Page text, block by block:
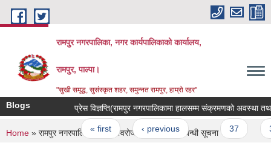
Skip to main content
रामपुर नगरपालिका, नगर कार्यपालिकाको कार्यालय,
रामपुर, पाल्पा।
"सुखी समृद्ध, सुसंस्कृत शहर, समुन्नत रामपुर, हाम्रो रहर"
Blogs प्रेस विज्ञप्ति(रामपुर नगरपालिकामा हालसम्म संक्रमणको अवस्था तथा
Pages
« first ‹ previous … 37
You are here
Home » रामपुर नगरपालिकाको युवा स्वरोजगार कार्यक्रम सम्बन्धी सूचना